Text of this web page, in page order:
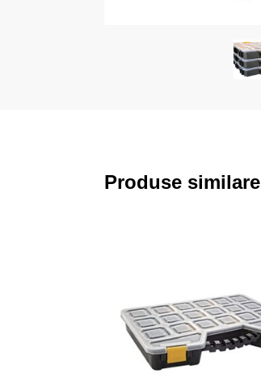
Produse similare